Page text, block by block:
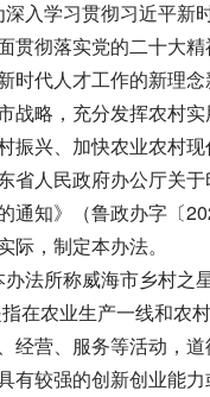
入学习贯彻习近平新
贯彻落实党的二十大
时代人才工作的新理
战略，充分发挥农村
振兴、加快农业农村
省人民政府办公厅关
通知》（鲁政办字〔
际，制定本办法。
法所称威海市乡村之
在农业生产一线和农
经营、服务等活动，
有较强的创新创业能